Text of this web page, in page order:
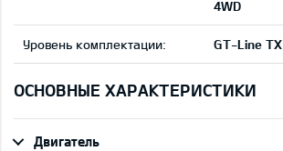
4WD
Уровень комплектации: GT-Line TX
ОСНОВНЫЕ ХАРАКТЕРИСТИКИ
Двигатель